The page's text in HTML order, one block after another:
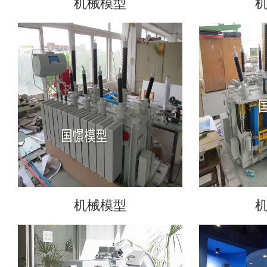
机械模型
机械模型